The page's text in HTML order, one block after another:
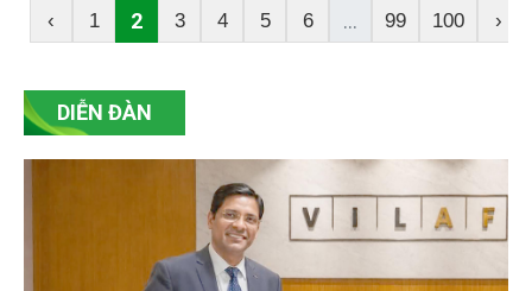
khoảnh rừng tự nhiên còn sót lại trước áp lực sinh
kế và lợi nhuận từ đất lâm nghiệp. Sáu tháng đầu
lý, lực lượng kiểm lâm nơi đây càng phải căng mình
để bảo vệ màu xanh cho vùng đất biên cương của
tỉnh Lạng Sơn.
‹ 1 2 3 4 5 6 ... 99 100 ›
DIỄN ĐÀN